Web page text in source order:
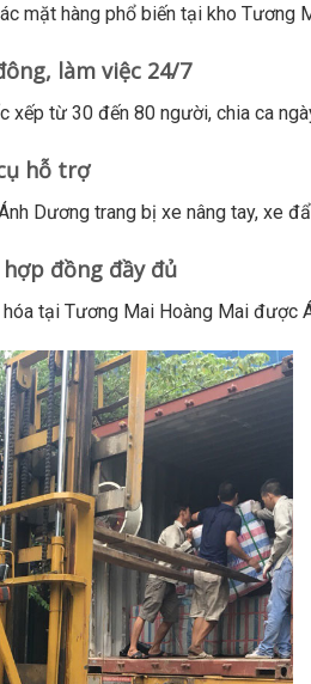
mặt hàng phổ biến tại kho Tương
làm việc 24/7
xếp từ 30 đến 80 người, chia ca
hỗ trợ
Dương trang bị xe nâng tay, xe
đồng đầy đủ
tại Tương Mai Hoàng Mai được